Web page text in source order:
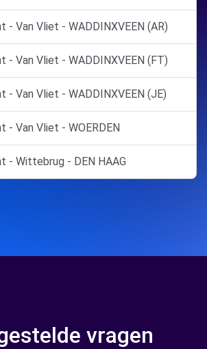
- Van Vliet - WADDINXVEEN (AR)
- Van Vliet - WADDINXVEEN (FT)
- Van Vliet - WADDINXVEEN (JE)
- Van Vliet - WOERDEN
- Wittebrug - DEN HAAG
vragen